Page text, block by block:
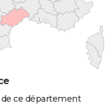
de ce département